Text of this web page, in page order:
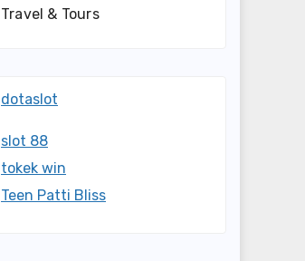
Travel & Tours
dotaslot
slot 88
tokek win
Teen Patti Bliss